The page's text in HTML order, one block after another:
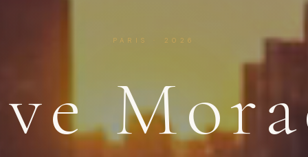
PARIS · 2026